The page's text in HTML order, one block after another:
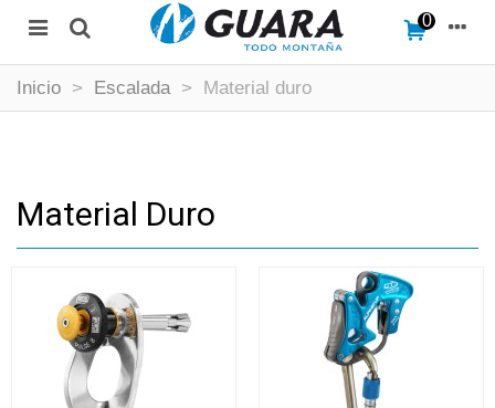
0
Inicio > Escalada > Material duro
Material Duro